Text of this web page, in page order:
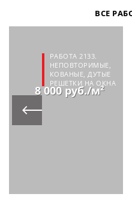
ВСЕ
РАБОТА 2133.
НЕПОВТОРИМЫЕ,
КОВАНЫЕ, ДУТЫЕ
РЕШЕТКИ НА ОКНА
8 000 руб./м²